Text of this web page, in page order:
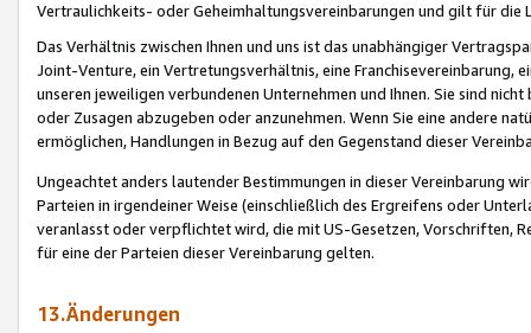
Vertraulichkeits- oder Geheimhaltungsvereinbarungen und gilt für die
Das Verhältnis zwischen Ihnen und uns ist das unabhängiger
Joint-Venture, ein Vertretungsverhältnis, eine Franchisevereinbarung,
unseren jeweiligen verbundenen Unternehmen und Ihnen. Sie sind
oder Zusagen abzugeben oder anzunehmen. Wenn Sie eine andere
ermöglichen, Handlungen in Bezug auf den Gegenstand dieser
Ungeachtet anders lautender Bestimmungen in dieser Vereinbarung
Parteien in irgendeiner Weise (einschließlich des Ergreifens oder
veranlasst oder verpflichtet wird, die mit US-Gesetzen, Vorschriften,
für eine der Parteien dieser Vereinbarung gelten.
13.Änderungen